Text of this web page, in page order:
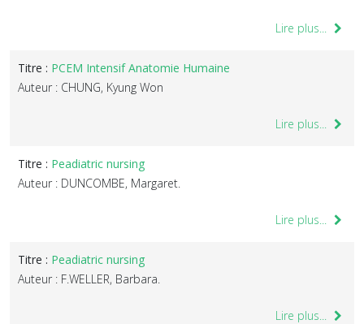
Lire plus...
Titre : PCEM Intensif Anatomie Humaine
Auteur : CHUNG, Kyung Won
Lire plus...
Titre : Peadiatric nursing
Auteur : DUNCOMBE, Margaret.
Lire plus...
Titre : Peadiatric nursing
Auteur : F.WELLER, Barbara.
Lire plus...